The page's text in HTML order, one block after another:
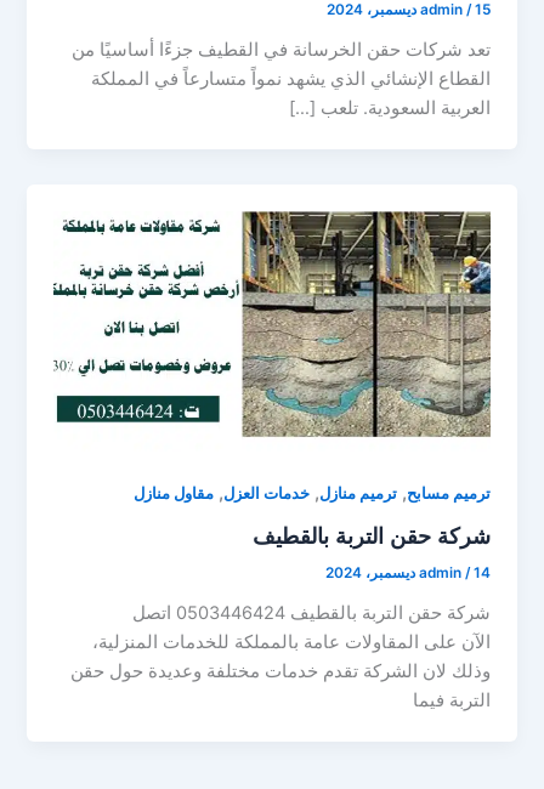
admin /15 ديسمبر، 2024
تعد شركات حقن الخرسانة في القطيف جزءًا أساسيًا من
القطاع الإنشائي الذي يشهد نمواً متسارعاً في المملكة
العربية السعودية. تلعب […]
ترميم مسابح,ترميم منازل,خدمات العزل,مقاول منازل
شركة حقن التربة بالقطيف
admin /14 ديسمبر، 2024
شركة حقن التربة بالقطيف 0503446424 اتصل
الآن على المقاولات عامة بالمملكة للخدمات المنزلية،
وذلك لان الشركة تقدم خدمات مختلفة وعديدة حول حقن
التربة فيما